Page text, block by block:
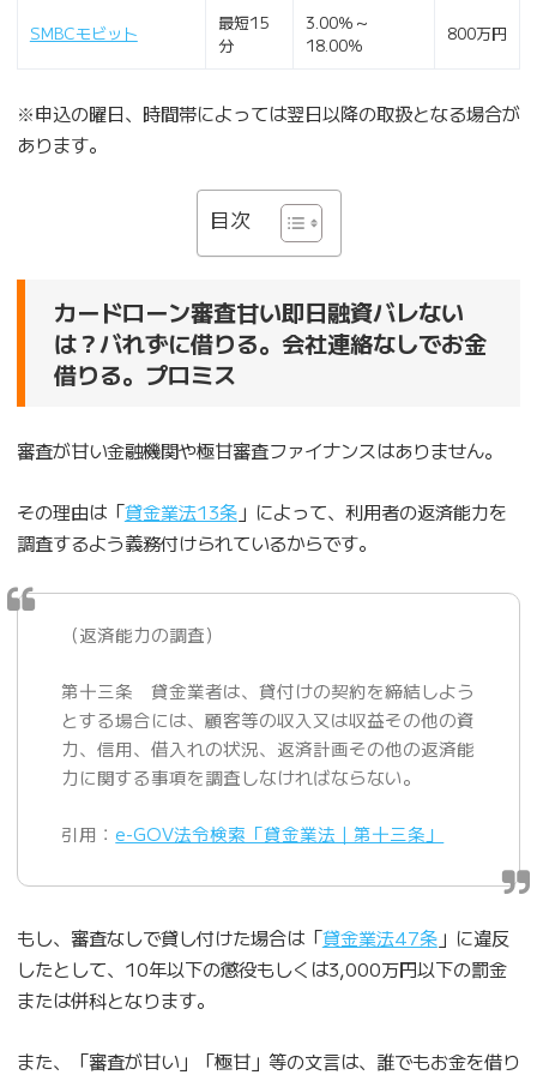
SMBCモビット
最短15
分
3.00％～
18.00％
800万円
※申込の曜日、時間帯によっては翌日以降の取扱となる場合が
あります。
目次
カードローン審査甘い即日融資バレない
は？バれずに借りる。会社連絡なしでお金
借りる。プロミス
審査が甘い金融機関や極甘審査ファイナンスはありません。
その理由は「貸金業法13条」によって、利用者の返済能力を
調査するよう義務付けられているからです。
（返済能力の調査）
第十三条 貸金業者は、貸付けの契約を締結しよう
とする場合には、顧客等の収入又は収益その他の資
力、信用、借入れの状況、返済計画その他の返済能
力に関する事項を調査しなければならない。
引用：e-GOV法令検索「貸金業法｜第十三条」
もし、審査なしで貸し付けた場合は「貸金業法47条」に違反
したとして、10年以下の懲役もしくは3,000万円以下の罰金
または併科となります。
また、「審査が甘い」「極甘」等の文言は、誰でもお金を借り